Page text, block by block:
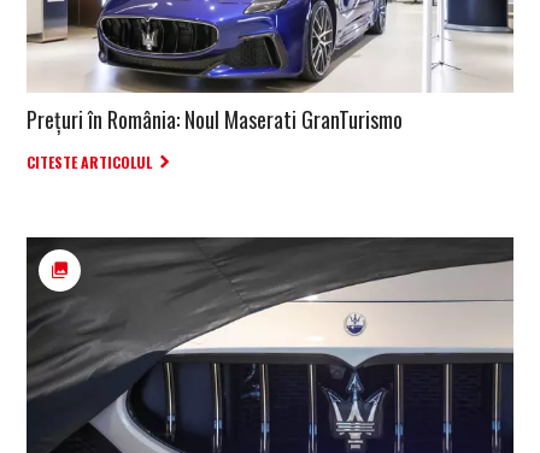
Prețuri în România: Noul Maserati GranTurismo
CITESTE ARTICOLUL